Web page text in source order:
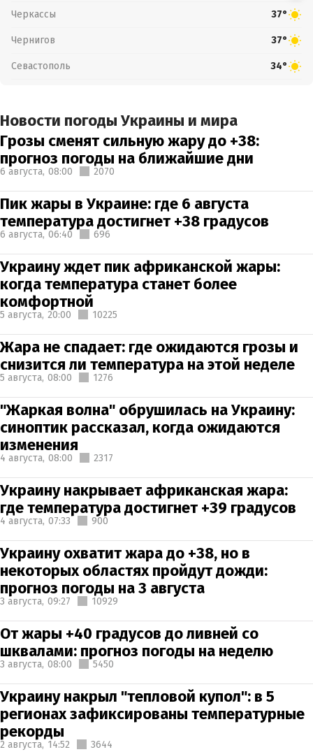
Черкассы 37°
Чернигов 37°
Севастополь 34°
Новости погоды Украины и мира
Грозы сменят сильную жару до +38:
прогноз погоды на ближайшие дни
6 августа, 08:00 2070
Пик жары в Украине: где 6 августа
температура достигнет +38 градусов
6 августа, 06:40 696
Украину ждет пик африканской жары:
когда температура станет более
комфортной
5 августа, 20:00 10225
Жара не спадает: где ожидаются грозы и
снизится ли температура на этой неделе
5 августа, 08:00 1276
"Жаркая волна" обрушилась на Украину:
синоптик рассказал, когда ожидаются
изменения
4 августа, 08:00 2317
Украину накрывает африканская жара:
где температура достигнет +39 градусов
4 августа, 07:33 900
Украину охватит жара до +38, но в
некоторых областях пройдут дожди:
прогноз погоды на 3 августа
3 августа, 09:27 10929
От жары +40 градусов до ливней со
шквалами: прогноз погоды на неделю
3 августа, 08:00 5450
Украину накрыл "тепловой купол": в 5
регионах зафиксированы температурные
рекорды
2 августа, 14:52 3644